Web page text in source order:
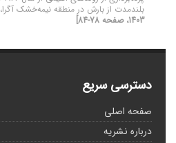
بلندمدت از بارش در منطقه نیمه‌خشک
1403، صفحه 78-84]
دسترسی سریع
صفحه اصلی
درباره نشریه